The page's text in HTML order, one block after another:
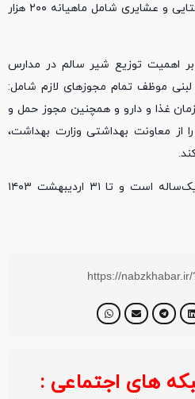
دانش‌آموزان ابتدایی مناطق روستایی و عشایری شامل ماهیانه ۲۰۰ هزار
اهمیت توزیع شیر سالم در مدارس
موظف تمام مجوزهای لازم شامل:
غذا و دارو و همچنین مجوز حمل و
معاونت بهداشتی وزارت بهداشت،
وی خاطرنشان کرد: این قرارداد یک‌ساله است و تا ۳۱ اردیبهشت ۱۴۰۳
https://
های اجتماعی :